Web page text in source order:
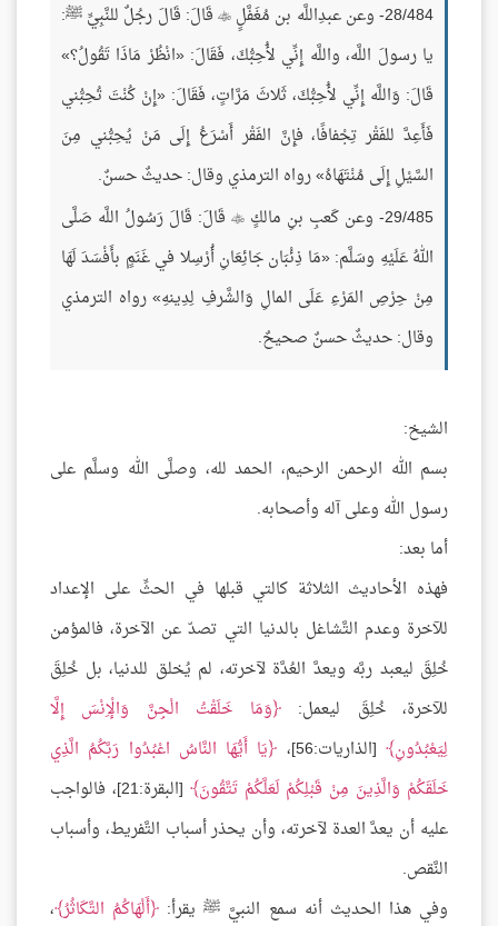
28/484- وعن عبدِاللَّه بن مُغَفَّلٍ
 قَالَ: قَالَ رجُلٌ للنَّبِيِّ ﷺ:
يا رسولَ اللَّه، واللَّه إِنِّي لأُحِبُّكَ، فَقَالَ: «انْظُرْ مَاذَا تَقُولُ؟»
قَالَ: وَاللَّه إِنِّي لأُحِبُّكَ، ثَلاثَ مَرَّاتٍ، فَقَالَ: «إِنْ كُنْتَ تُحِبُّني
فَأَعِدَّ للفَقْر تِجْفافًا، فإِنَّ الفَقْر أَسْرَعُ إِلَى مَنْ يُحِبُّني مِنَ
السَّيْلِ إِلَى مُنْتَهَاهُ» رواه الترمذي وقال: حديثٌ حسنٌ.
29/485- وعن كَعبِ بنِ مالكٍ
 قَالَ: قَالَ رَسُولُ اللَّه صَلَّى
اللهُ عَلَيْهِ وسَلَّم: «مَا ذِئْبَان جَائِعَانِ أُرْسِلا في غَنَمٍ بأَفْسَدَ لَهَا
مِنْ حِرْصِ المَرْءِ عَلَى المالِ وَالشَّرفِ لِدِينهِ» رواه الترمذي
وقال: حديثٌ حسنٌ صحيحٌ.
الشيخ:
بسم الله الرحمن الرحيم، الحمد لله، وصلَّى الله وسلَّم على
رسول الله وعلى آله وأصحابه.
أما بعد:
فهذه الأحاديث الثلاثة كالتي قبلها في الحثِّ على الإعداد
للآخرة وعدم التَّشاغل بالدنيا التي تصدّ عن الآخرة، فالمؤمن
خُلِقَ ليعبد ربَّه ويعدَّ العُدَّة لآخرته، لم يُخلق للدنيا، بل خُلِقَ
للآخرة، خُلِقَ ليعمل: وَمَا خَلَقْتُ الْجِنَّ وَالْإِنْسَ إِلَّا
لِيَعْبُدُونِ [الذاريات:56]،
يَا أَيُّهَا النَّاسُ اعْبُدُوا رَبَّكُمُ الَّذِي
خَلَقَكُمْ وَالَّذِينَ مِنْ قَبْلِكُمْ لَعَلَّكُمْ تَتَّقُونَ
[البقرة:21]، فالواجب
عليه أن يعدَّ العدة لآخرته، وأن يحذر أسباب التَّفريط، وأسباب
النَّقص.
وفي هذا الحديث أنه سمع النبيَّ ﷺ يقرأ: أَلْهَاكُمُ التَّكَاثُرُ ،